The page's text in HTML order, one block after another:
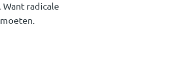
radicale